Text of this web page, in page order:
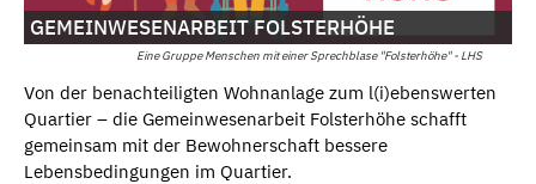
Eine Gruppe Menschen mit einer Sprechblase "Folsterhöhe" - LHS
GEMEINWESENARBEIT FOLSTERHÖHE
Von der benachteiligten Wohnanlage zum l(i)ebenswerten
Quartier – die Gemeinwesenarbeit Folsterhöhe schafft
gemeinsam mit der Bewohnerschaft bessere
Lebensbedingungen im Quartier.